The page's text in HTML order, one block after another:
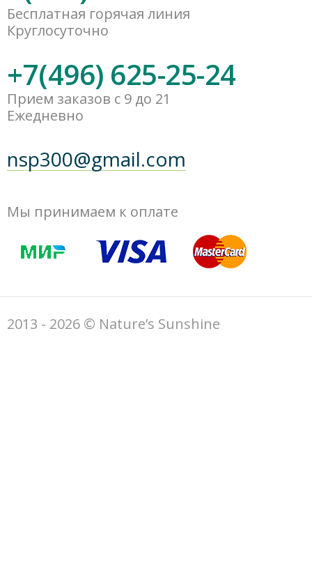
Бесплатная горячая линия
Круглосуточно
+7(496) 625-25-24
Прием заказов с 9 до 21
Ежедневно
nsp300@gmail.com
Мы принимаем к оплате
2013 - 2026 © Nature’s Sunshine